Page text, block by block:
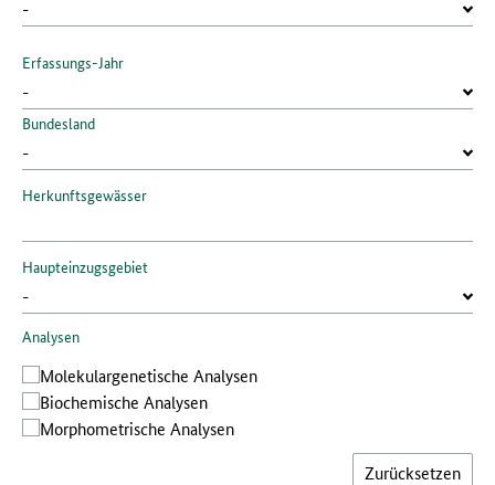
Erfassungs-Jahr
Bundesland
Herkunftsgewässer
Haupteinzugsgebiet
Analysen
Molekular­genetische Analysen
Bio­chemische Analysen
Morphometrische Analysen
Zurücksetzen